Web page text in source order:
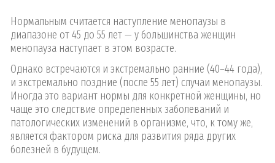
Нормальным считается наступление менопаузы в
диапазоне от 45 до 55 лет — у большинства женщин
менопауза наступает в этом возрасте.
Однако встречаются и экстремально ранние (40–44 года),
и экстремально поздние (после 55 лет) случаи менопаузы.
Иногда это вариант нормы для конкретной женщины, но
чаще это следствие определенных заболеваний и
патологических изменений в организме, что, к тому же,
является фактором риска для развития ряда других
болезней в будущем.